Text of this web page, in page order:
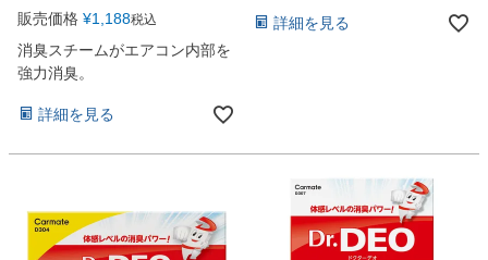
販売価格 ¥1,188税込
消臭スチームがエアコン内部を
強力消臭。
詳細を見る
詳細を見る